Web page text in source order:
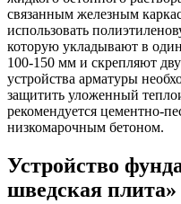
связанным железным
использовать
которую укладывают в
100-150 мм и скрепляют
устройства арматуры
защитить уложенный
рекомендуется цементно-
низкомарочным бетоном.
Устройство
шведская плита»